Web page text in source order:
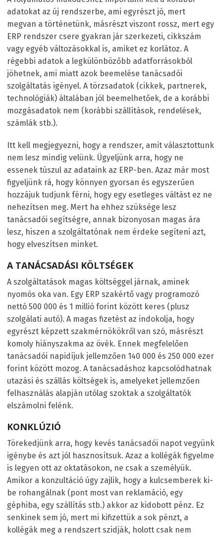
adatokat az új rendszerbe, ami egyrészt jó, mert
megvan a történetünk, másrészt viszont rossz, mert egy
ERP rendszer csere gyakran jár szerkezeti, cikkszám
vagy egyéb változásokkal is, amiket ez korlátoz. A
régebbi adatok a legkülönbözőbb adatforrásokból
jöhetnek, ami miatt azok beemelése tanácsadói
szolgáltatás igényel. A törzsadatok (cikkek, partnerek,
technológiák) általában jól beemelhetőek, de a korábbi
mozgásadatok nem (korábbi szállítások, rendelések,
számlák stb.).
Itt kell megjegyezni, hogy a rendszer, amit választottunk
nem lesz mindig velünk. Ügyeljünk arra, hogy ne
essenek túszul az adataink az ERP-ben. Azaz már most
figyeljünk rá, hogy könnyen gyorsan és egyszerűen
hozzájuk tudjunk férni, hogy egy esetleges váltást ez ne
nehezítsen meg. Mert ha ehhez szüksége lesz
tanácsadói segítségre, annak bizonyosan magas ára
lesz, hiszen a szolgáltatónak nem érdeke segíteni azt,
hogy elveszítsen minket.
A TANÁCSADÁSI KÖLTSÉGEK
A szolgáltatások magas költséggel járnak, aminek
nyomós oka van. Egy ERP szakértő vagy programozó
nettó 500 000 és 1 millió forint között keres (plusz
szolgálati autó). A magas fizetést az indokolja, hogy
egyrészt képzett szakmérnökökről van szó, másrészt
komoly hiányszakma az övék. Ennek megfelelően
tanácsadói napidíjuk jellemzően 140 000 és 250 000 ezer
forint között mozog. A tanácsadáshoz kapcsolódhatnak
utazási és szállás költségek is, amelyeket jellemzően
felhasználás alapján utólag szoktak a szolgáltatók
elszámolni felénk.
KONKLÚZIÓ
Törekedjünk arra, hogy kevés tanácsadói napot vegyünk
igénybe és azt jól hasznosítsuk. Azaz a kollégák figyelme
is legyen ott az oktatásokon, ne csak a személyük.
Amikor a konzultáció úgy zajlik, hogy a kulcsemberek ki-
be rohangálnak (pont most van reklamáció, egy
géphiba, egy szállítás stb.) akkor az kidobott pénz. Ez
senkinek sem jó, mert mi kifizettük a sok pénzt, a
kollégák meg a rendszert szidják, holott csak nem